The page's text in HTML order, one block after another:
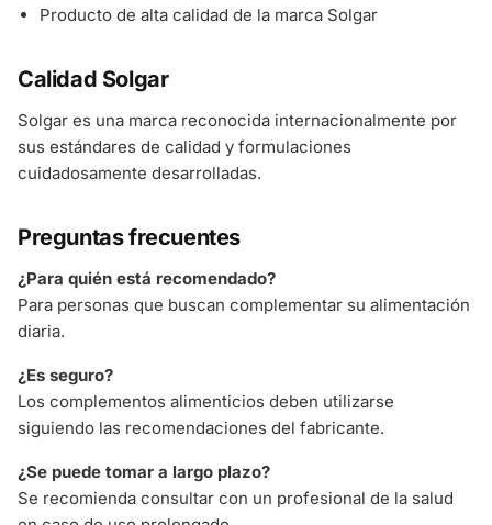
Producto de alta calidad de la marca Solgar
Calidad Solgar
Solgar es una marca reconocida internacionalmente por
sus estándares de calidad y formulaciones
cuidadosamente desarrolladas.
Preguntas frecuentes
¿Para quién está recomendado?
Para personas que buscan complementar su alimentación
diaria.
¿Es seguro?
Los complementos alimenticios deben utilizarse
siguiendo las recomendaciones del fabricante.
¿Se puede tomar a largo plazo?
Se recomienda consultar con un profesional de la salud